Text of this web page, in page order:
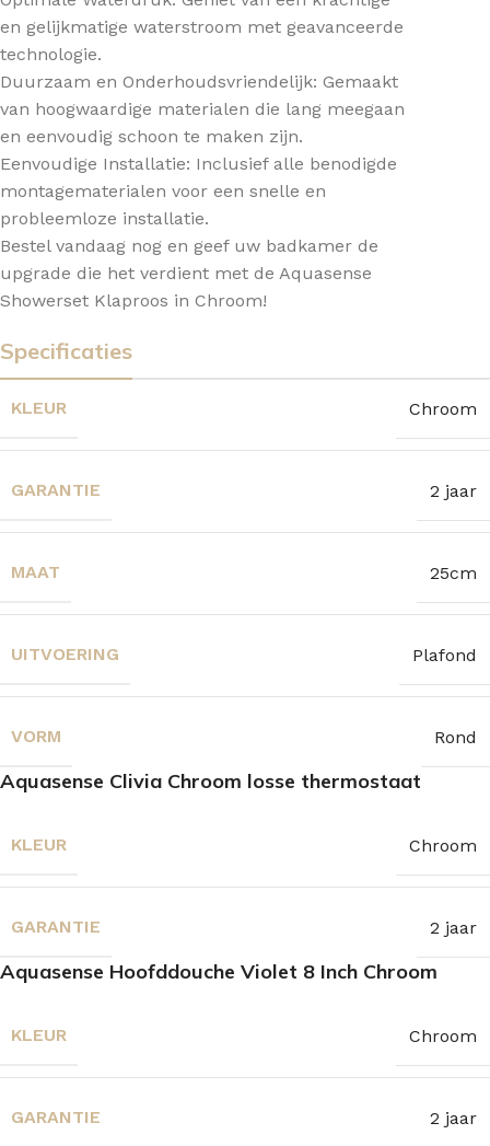
en gelijkmatige waterstroom met geavanceerde
technologie.
Duurzaam en Onderhoudsvriendelijk: Gemaakt
van hoogwaardige materialen die lang meegaan
en eenvoudig schoon te maken zijn.
Eenvoudige Installatie: Inclusief alle benodigde
montagematerialen voor een snelle en
probleemloze installatie.
Bestel vandaag nog en geef uw badkamer de
upgrade die het verdient met de Aquasense
Showerset Klaproos in Chroom!
Specificaties
KLEUR Chroom
GARANTIE 2 jaar
MAAT 25cm
UITVOERING Plafond
VORM Rond
Aquasense Clivia Chroom losse thermostaat
KLEUR Chroom
GARANTIE 2 jaar
Aquasense Hoofddouche Violet 8 Inch Chroom
KLEUR Chroom
GARANTIE 2 jaar